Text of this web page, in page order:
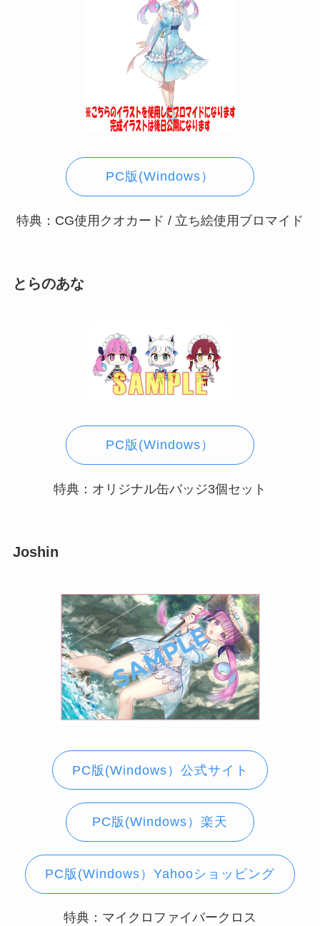
PC版(Windows）
特典：CG使用クオカード / 立ち絵使用ブロマイド
とらのあな
PC版(Windows）
特典：オリジナル缶バッジ3個セット
Joshin
PC版(Windows）公式サイト
PC版(Windows）楽天
PC版(Windows）Yahooショッピング
特典：マイクロファイバークロス